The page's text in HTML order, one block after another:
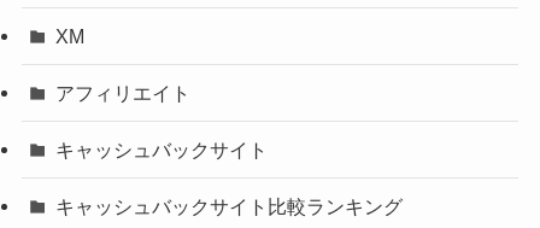
XM
アフィリエイト
キャッシュバックサイト
キャッシュバックサイト比較ランキング